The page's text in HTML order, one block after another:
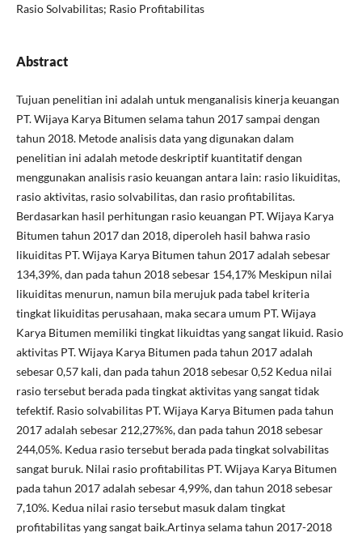
Rasio Solvabilitas; Rasio Profitabilitas
Abstract
Tujuan penelitian ini adalah untuk menganalisis kinerja keuangan
PT. Wijaya Karya Bitumen selama tahun 2017 sampai dengan
tahun 2018. Metode analisis data yang digunakan dalam
penelitian ini adalah metode deskriptif kuantitatif dengan
menggunakan analisis rasio keuangan antara lain: rasio likuiditas,
rasio aktivitas, rasio solvabilitas, dan rasio profitabilitas.
Berdasarkan hasil perhitungan rasio keuangan PT. Wijaya Karya
Bitumen tahun 2017 dan 2018, diperoleh hasil bahwa rasio
likuiditas PT. Wijaya Karya Bitumen tahun 2017 adalah sebesar
134,39%, dan pada tahun 2018 sebesar 154,17% Meskipun nilai
likuiditas menurun, namun bila merujuk pada tabel kriteria
tingkat likuiditas perusahaan, maka secara umum PT. Wijaya
Karya Bitumen memiliki tingkat likuidtas yang sangat likuid. Rasio
aktivitas PT. Wijaya Karya Bitumen pada tahun 2017 adalah
sebesar 0,57 kali, dan pada tahun 2018 sebesar 0,52 Kedua nilai
rasio tersebut berada pada tingkat aktivitas yang sangat tidak
tefektif. Rasio solvabilitas PT. Wijaya Karya Bitumen pada tahun
2017 adalah sebesar 212,27%%, dan pada tahun 2018 sebesar
244,05%. Kedua rasio tersebut berada pada tingkat solvabilitas
sangat buruk. Nilai rasio profitabilitas PT. Wijaya Karya Bitumen
pada tahun 2017 adalah sebesar 4,99%, dan tahun 2018 sebesar
7,10%. Kedua nilai rasio tersebut masuk dalam tingkat
profitabilitas yang sangat baik.Artinya selama tahun 2017-2018